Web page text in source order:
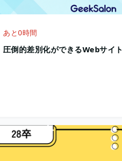
あと0時間
圧倒的差別化ができるWebサイト